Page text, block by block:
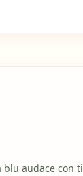
audace con